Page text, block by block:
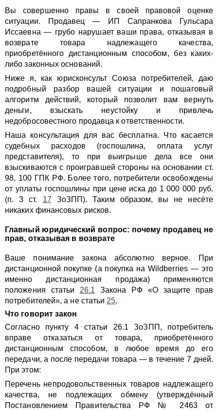
Вы совершенно правы в своей правовой оценке
ситуации. Продавец — ИП Сапранкова Гульсара
Иссаевна — грубо нарушает ваши права, отказывая в
возврате товара надлежащего качества,
приобретённого дистанционным способом, без каких-
либо законных оснований.
Ниже я, как юрисконсульт Союза потребителей, даю
подробный разбор вашей ситуации и пошаговый
алгоритм действий, который позволит вам вернуть
деньги, взыскать неустойку и привлечь
недобросовестного продавца к ответственности.
Наша консультация для вас бесплатна. Что касается
судебных расходов (госпошлина, оплата услуг
представителя), то при выигрыше дела все они
взыскиваются с проигравшей стороны на основании ст.
98, 100 ГПК РФ. Более того, потребители освобождены
от уплаты госпошлины при цене иска до 1 000 000 руб.
(п. 3 ст. 17 ЗоЗПП). Таким образом, вы не несёте
никаких финансовых рисков.
Главный юридический вопрос: почему продавец не
прав, отказывая в возврате
Ваше понимание закона абсолютно верное. При
дистанционной покупке (а покупка на Wildberries — это
именно дистанционная продажа) применяются
положения статьи 26.1 Закона РФ «О защите прав
потребителей», а не статьи 25.
Что говорит закон
Согласно пункту 4 статьи 26.1 ЗоЗПП, потребитель
вправе отказаться от товара, приобретённого
дистанционным способом, в любое время до его
передачи, а после передачи товара — в течение 7 дней.
При этом:
Перечень непродовольственных товаров надлежащего
качества, не подлежащих обмену (утверждённый
Постановлением Правительства РФ № 2463 от